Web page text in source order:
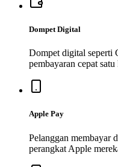
Dompet Digital
Dompet digital
pembayaran cepat
Apple Pay
Pelanggan membayar
perangkat Apple